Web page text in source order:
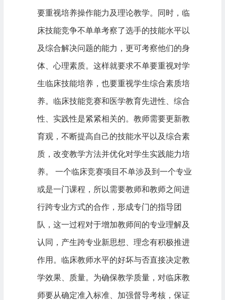
要重视培养操作能力及理论教学。同时，临
床技能竞争不单单考察了选手的技能水平以
及综合解决问题的能力，更可考察他们的身
体、心理素质。这样就要求不单要重视对学
生临床技能培养，也要重视学生综合素质培
养。临床技能竞赛和医学教育先进性、综合
性、实践性是紧紧相关的。教师需要更新教
育观，不断提高自己的技能水平以及综合素
质，改变教学方法并优化对学生实践能力培
养。 一个临床竞赛项目不单涉及到一个专业
或是一门课程，所以需要教师和教师之间进
行跨专业方式的合作，形成专门的指导团
队，这一过程对于增加教师间的专业理解及
认同，产生跨专业新思想、理念有积极推进
作用。临床教师水平的好坏与否直接决定教
学效果、质量。为确保教学质量，对临床教
师要从确定准入标准、加强督导考核，保证